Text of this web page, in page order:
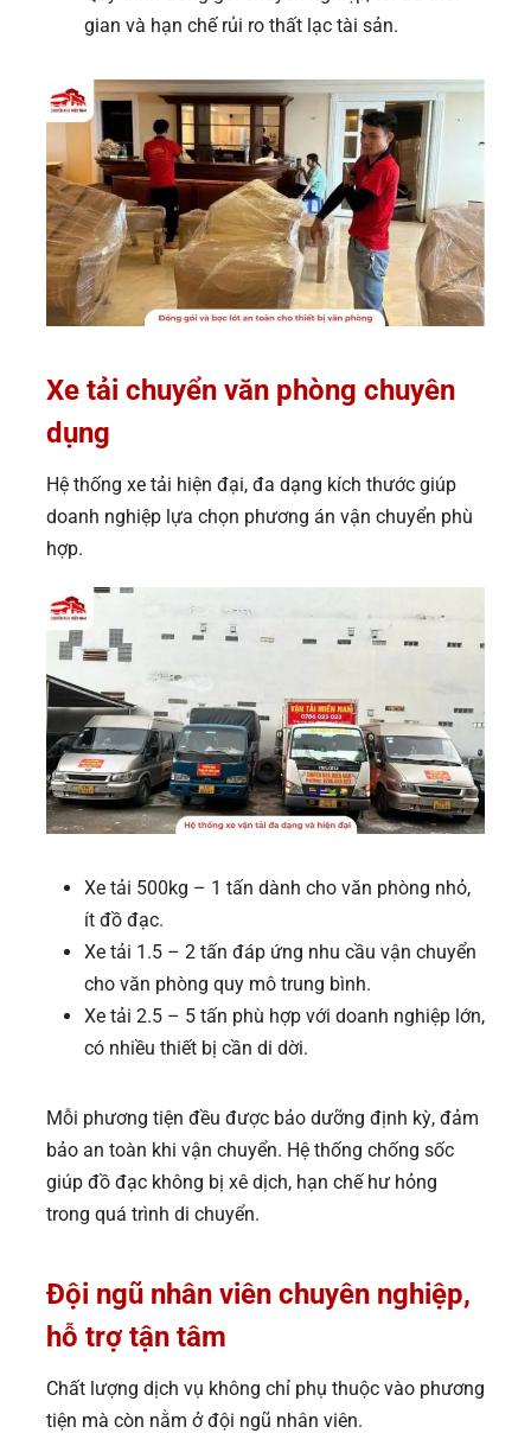
gian và hạn chế rủi ro thất lạc tài sản.
Xe tải chuyển văn phòng chuyên
dụng
Hệ thống xe tải hiện đại, đa dạng kích thước giúp
doanh nghiệp lựa chọn phương án vận chuyển phù
hợp.
Xe tải 500kg – 1 tấn dành cho văn phòng nhỏ,
ít đồ đạc.
Xe tải 1.5 – 2 tấn đáp ứng nhu cầu vận chuyển
cho văn phòng quy mô trung bình.
Xe tải 2.5 – 5 tấn phù hợp với doanh nghiệp lớn,
có nhiều thiết bị cần di dời.
Mỗi phương tiện đều được bảo dưỡng định kỳ, đảm
bảo an toàn khi vận chuyển. Hệ thống chống sốc
giúp đồ đạc không bị xê dịch, hạn chế hư hỏng
trong quá trình di chuyển.
Đội ngũ nhân viên chuyên nghiệp,
hỗ trợ tận tâm
Chất lượng dịch vụ không chỉ phụ thuộc vào phương
tiện mà còn nằm ở đội ngũ nhân viên.